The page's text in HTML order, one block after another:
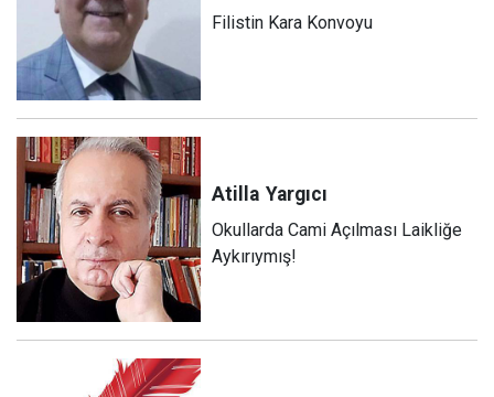
Filistin Kara Konvoyu
Atilla Yargıcı
Okullarda Cami Açılması Laikliğe
Aykırıymış!